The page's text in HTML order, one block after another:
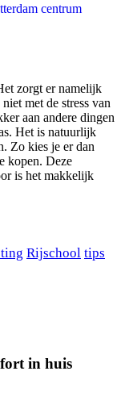
centrum
zorgt er namelijk
met de stress van
aan andere dingen
Het is natuurlijk
Zo kies je er dan
kopen. Deze
is het makkelijk
Rijschool tips
in huis